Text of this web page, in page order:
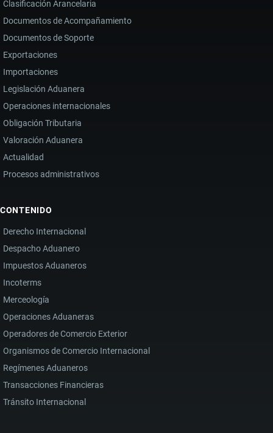
Clasificación Arancelaria
Documentos de Acompañamiento
Documentos de Soporte
Exportaciones
Importaciones
Legislación Aduanera
Operaciones internacionales
Obligación Tributaria
Valoración Aduanera
Actualidad
Procesos administrativos
CONTENIDO
Derecho Internacional
Despacho Aduanero
Impuestos Aduaneros
Incoterms
Merceología
Operaciones Aduaneras
Operadores de Comercio Exterior
Organismos de Comercio Internacional
Regímenes Aduaneros
Transacciones Financieras
Tránsito Internacional